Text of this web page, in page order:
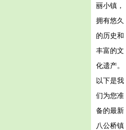
丽小镇，
拥有悠久
的历史和
丰富的文
化遗产。
以下是我
们为您准
备的最新
八公桥镇